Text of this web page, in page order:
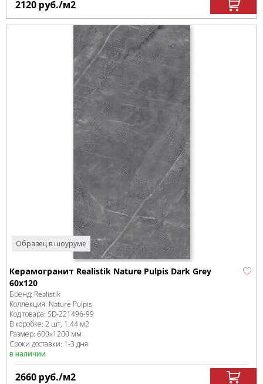
2120 руб./м2
Образец в шоуруме
Керамогранит Realistik Nature Pulpis Dark Grey
60x120
Бренд: Realistik
Коллекция: Nature Pulpis
Код товара: SD-221496-99
В коробке: 2 шт, 1.44 м2
Размер: 600x1200 мм
Сроки доставки: 1-3 дня
в наличии
2660 руб./м2